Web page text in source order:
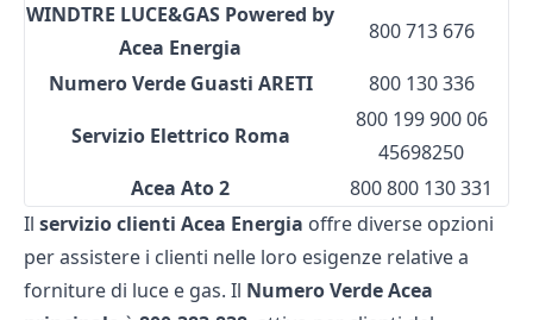
WINDTRE LUCE&GAS Powered by
Acea Energia
800 713 676
Numero Verde Guasti ARETI
800 130 336
Servizio Elettrico Roma
800 199 900 06
45698250
Acea Ato 2
800 800 130 331
Il servizio clienti Acea Energia offre diverse opzioni
per assistere i clienti nelle loro esigenze relative a
forniture di luce e gas. Il Numero VerdeAcea